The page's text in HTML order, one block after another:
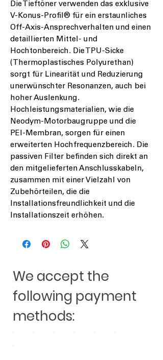
Die Tieftöner verwenden das exklusive
V-Konus-Profil® für ein erstaunliches
Off-Axis-Ansprechverhalten und einen
detaillierten Mittel- und
Hochtonbereich. Die TPU-Sicke
(Thermoplastisches Polyurethan)
sorgt für Linearität und Reduzierung
unerwünschter Resonanzen, auch bei
hoher Auslenkung.
Hochleistungsmaterialien, wie die
Neodym-Motorbaugruppe und die
PEI-Membran, sorgen für einen
erweiterten Hochfrequenzbereich. Die
passiven Filter befinden sich direkt an
den mitgelieferten Anschlusskabeln,
zusammen mit einer Vielzahl von
Zubehörteilen, die die
Installationsfreundlichkeit und die
Installationszeit erhöhen.
We accept the
following payment
methods: